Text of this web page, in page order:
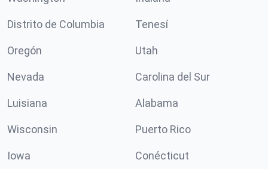
Distrito de Columbia Tenesí
Oregón Utah
Nevada Carolina del Sur
Luisiana Alabama
Wisconsin Puerto Rico
Iowa Conécticut